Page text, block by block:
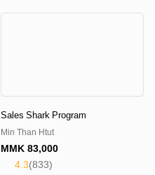
Sales Shark Program
Min Than Htut
MMK83,000
4.3(833)